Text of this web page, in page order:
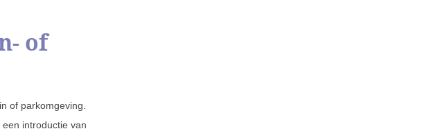
of
of parkomgeving.
introductie van